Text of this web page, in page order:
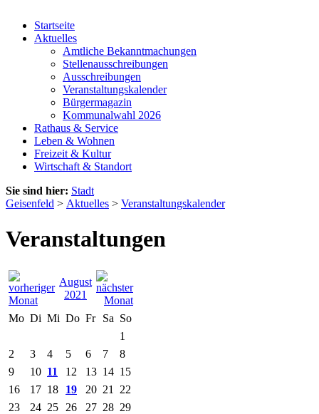
Startseite
Aktuelles
Amtliche Bekanntmachungen
Stellenausschreibungen
Ausschreibungen
Veranstaltungskalender
Bürgermagazin
Kommunalwahl 2026
Rathaus & Service
Leben & Wohnen
Freizeit & Kultur
Wirtschaft & Standort
Sie sind hier: Stadt
Geisenfeld > Aktuelles > Veranstaltungskalender
Veranstaltungen
August
2021
Mo Di Mi Do Fr Sa So
1
2
3 4 5 6 7
8
9
10 11 12 13 14 15
16
17 18 19 20 21
22
23
24 25 26 27 28 29